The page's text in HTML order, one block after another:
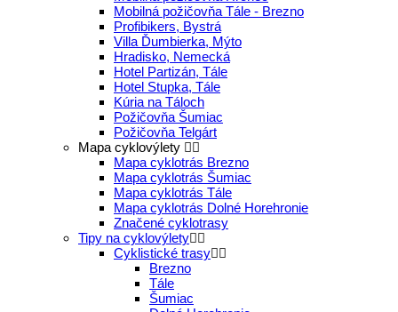
Mobilná požičovňa Tále - Brezno
Profibikers, Bystrá
Villa Ďumbierka, Mýto
Hradisko, Nemecká
Hotel Partizán, Tále
Hotel Stupka, Tále
Kúria na Táloch
Požičovňa Šumiac
Požičovňa Telgárt
Mapa cyklovýlety
Mapa cyklotrás Brezno
Mapa cyklotrás Šumiac
Mapa cyklotrás Tále
Mapa cyklotrás Dolné Horehronie
Značené cyklotrasy
Tipy na cyklovýlety
Cyklistické trasy
Brezno
Tále
Šumiac